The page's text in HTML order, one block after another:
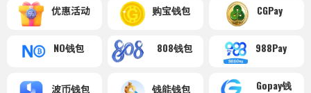
优惠活动 购宝钱包 CGPay
NO钱包 808钱包 988Pay
波币钱包 钱能钱包
Gopay钱